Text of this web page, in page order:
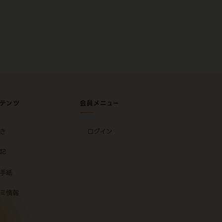
ンツ
紙
情報
会員メニュー
ログイン